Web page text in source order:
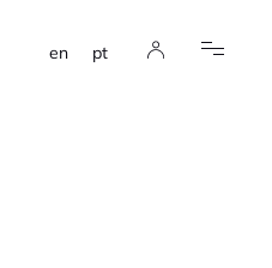
en pt